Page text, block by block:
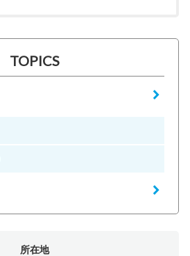
TOPICS
所在地